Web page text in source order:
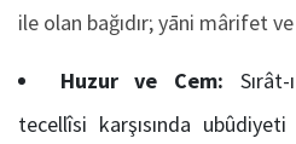
ile olan bağıdır; yāni mârifet
Huzur ve Cem:
tecellîsi karşısında